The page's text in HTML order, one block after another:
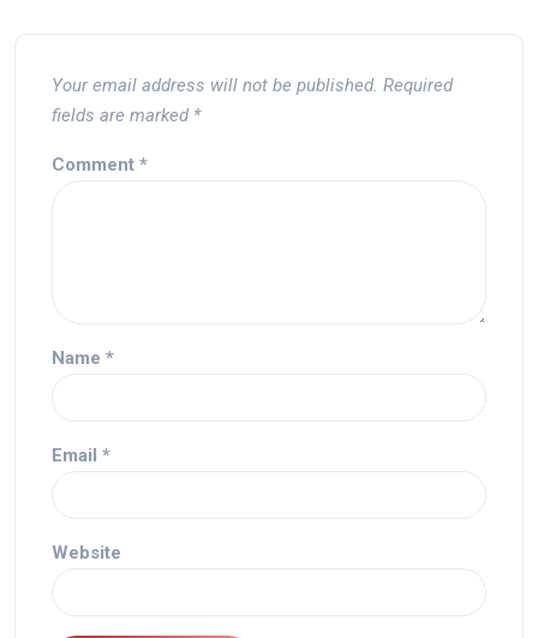
Your email address will not be published. Required
fields are marked *
Comment *
Name *
Email *
Website